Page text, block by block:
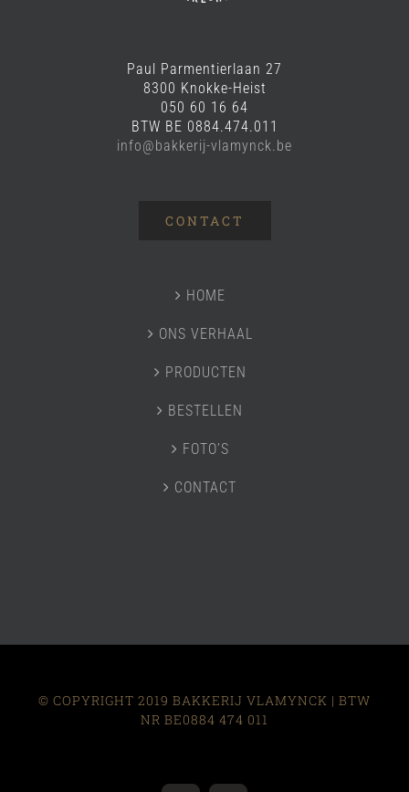
Paul Parmentierlaan 27
8300 Knokke-Heist
050 60 16 64
BTW BE 0884.474.011
info@bakkerij-vlamynck.be
CONTACT
HOME
ONS VERHAAL
PRODUCTEN
BESTELLEN
FOTO’S
CONTACT
© COPYRIGHT 2019 BAKKERIJ VLAMYNCK | BTW
NR BE0884 474 011